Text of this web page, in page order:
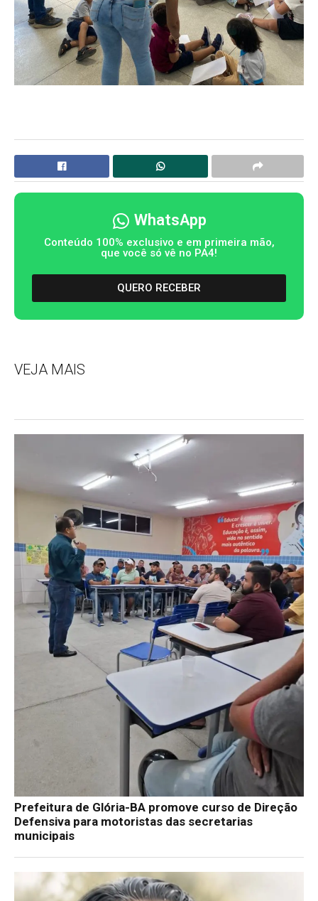
WhatsApp
Conteúdo 100% exclusivo e em primeira mão,
que você só vê no PA4!
QUERO RECEBER
VEJA MAIS
Prefeitura de Glória-BA promove curso de Direção
Defensiva para motoristas das secretarias
municipais